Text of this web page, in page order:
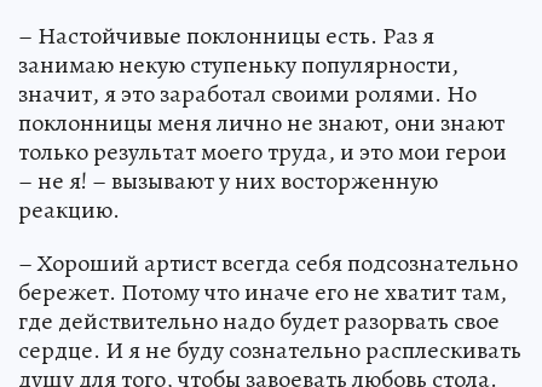
– Настойчивые поклонницы есть. Раз я
занимаю некую ступеньку популярности,
значит, я это заработал своими ролями. Но
поклонницы меня лично не знают, они знают
только результат моего труда, и это мои герои
– не я! – вызывают у них восторженную
реакцию.
– Хороший артист всегда себя подсознательно
бережет. Потому что иначе его не хватит там,
где действительно надо будет разорвать свое
сердце. И я не буду сознательно расплескивать
душу для того, чтобы завоевать любовь стола.